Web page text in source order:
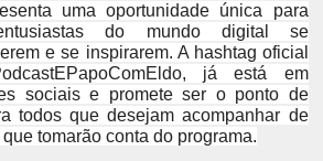
uma oportunidade única para
do mundo digital se
e se inspirarem. A hashtag oficial
já está em
sociais e promete ser o ponto de
todos que desejam acompanhar de
tomarão conta do programa.